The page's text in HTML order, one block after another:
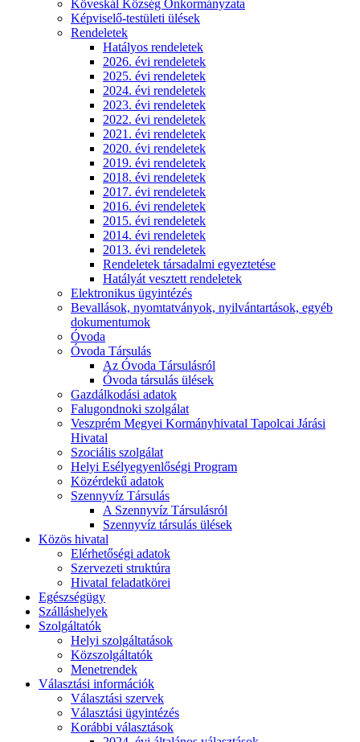
Köveskál Község Önkormányzata
Képviselő-testületi ülések
Rendeletek
Hatályos rendeletek
2026. évi rendeletek
2025. évi rendeletek
2024. évi rendeletek
2023. évi rendeletek
2022. évi rendeletek
2021. évi rendeletek
2020. évi rendeletek
2019. évi rendeletek
2018. évi rendeletek
2017. évi rendeletek
2016. évi rendeletek
2015. évi rendeletek
2014. évi rendeletek
2013. évi rendeletek
Rendeletek társadalmi egyeztetése
Hatályát vesztett rendeletek
Elektronikus ügyintézés
Bevallások, nyomtatványok, nyilvántartások, egyéb
dokumentumok
Óvoda
Óvoda Társulás
Az Óvoda Társulásról
Óvoda társulás ülések
Gazdálkodási adatok
Falugondnoki szolgálat
Veszprém Megyei Kormányhivatal Tapolcai Járási
Hivatal
Szociális szolgálat
Helyi Esélyegyenlőségi Program
Közérdekű adatok
Szennyvíz Társulás
A Szennyvíz Társulásról
Szennyvíz társulás ülések
Közös hivatal
Elérhetőségi adatok
Szervezeti struktúra
Hivatal feladatkörei
Egészségügy
Szálláshelyek
Szolgáltatók
Helyi szolgáltatások
Közszolgáltatók
Menetrendek
Választási információk
Választási szervek
Választási ügyintézés
Korábbi választások